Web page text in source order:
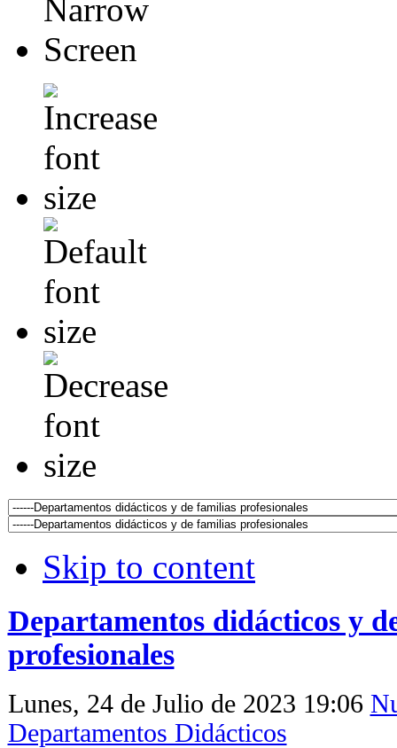
Skip to content
Departamentos didácticos y
profesionales
Lunes, 24 de Julio de 2023 19:06
Departamentos Didácticos